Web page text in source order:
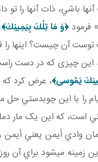
باشي، ذات آنها را
فرمود﴿وَ مَا تِلْكَ بِيَمِينِكَ‏﴾
آن چيست؟ اينها را
اين چيزی که در دست
يَمُوسى‏﴾، عرض کرد که
را با اين چوبدستي
است، که اين يک مار
وادي أيمن يعني
زمينه مي شود براي آن